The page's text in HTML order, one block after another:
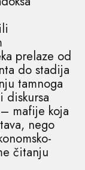
prelaze od
do stadija
tamnoga
diskursa
mafije koja
nego
čitanju